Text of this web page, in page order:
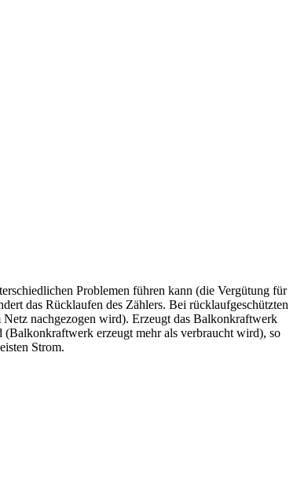
Problemen führen kann (die Vergütung für
das Rücklaufen des Zählers. ​Bei rücklaufgeschützten
Netz nachgezogen wird). Erzeugt das Balkonkraftwerk
erzeugt mehr als verbraucht wird), so
Strom.